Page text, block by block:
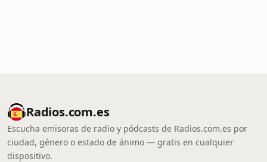
Radios.com.es
Escucha emisoras de radio y pódcasts de Radios.com.es por
ciudad, género o estado de ánimo — gratis en cualquier
dispositivo.